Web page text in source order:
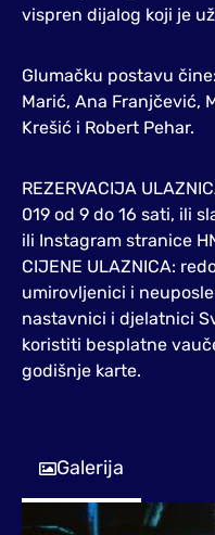
vispren dijalog koji je
Glumačku postavu
Marić, Ana Franjčević,
Krešić i Robert Pehar.
REZERVACIJA
019 od 9 do 16 sati, ili
ili Instagram stranice
CIJENE ULAZNICA:
umirovljenici i
nastavnici i djelatnici
koristiti besplatne
godišnje karte.
Galerija